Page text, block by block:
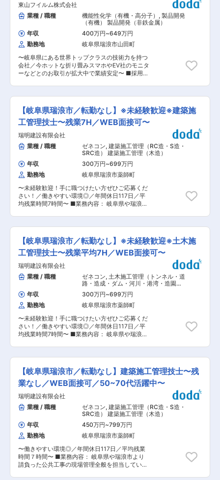
計画に沿って業務を進めるため、個人作業が中心
です。落ち着いて作業に取り組める環境です。 ■
当社製品について 当社が製造する「高純度シリカ
フィラー」は、半導体の保護材に使用される非常
に細かい粉末状の材料です。見た目は白い粉です
が、スマートフォンやパソコン、自動車、AI機器
などの内部に搭載される半導体の性能や耐久性を
支える重要な役割を担っています。 ■ポジション
の魅力 ◇未経験から製造職にチャレンジ可能 直
ています。特別な経験や資格は必要ありません。
◇幅広いスキルが身につく 製造だけでなく、設備
りに関する総合的なスキルを習得できます。 変更
の範囲：会社の定める業務
心ですが、拠点間の在庫確認などで事業所内（瑞
浪市内）を移動することもあります。 ■業務内
容： ・出荷手配・引当業務 ・資材・消耗品の発
注業務 ・納期管理 ・在庫管理・棚卸対応 ・受注
管理システムへのデータ入力 ・取引先及び社内と
のメール・電話対応 ・拠点間の在庫確認・調整
等 ※経験は不問です。業務内容は複雑ではないた
め、事務未経験の方も歓迎します。 変更の範囲：
会社の定める業務 ■組織構成： 現在業務部は2名
（40代〜50代女性）にて構成されております。
■働く環境： ・転勤は無く、異動の場合瑞浪市内
時間：基本残業無し（繁忙期残業月10h以下） ■
当社製品について 当社が製造する「高純度シリカ
フィラー」は、半導体の保護材に使用される非常
に細かい粉末状の材料です。見た目は白い粉です
が、スマートフォンやパソコン、自動車、AI機器
などの内部に搭載される半導体の性能や耐久性を
支える重要な役割を担っています。 ■ポジション
の魅力 ◇未経験からスタート可能 特別な知識や
経験は不要。事務職未経験の方も業務を覚えなが
ら活躍いただけます。 ◇安定した働き方 年間休
日126日、残業も少なく、ワークライフバランス
を大切にできます。 変更の範囲：会社の定める業
務
東山フイルム株式会社
業種 / 職種
機能性化学（有機・高分子） , 製品開発
（有機） 製品開発（非鉄金属）
年収
400万円~649万円
勤務地
岐阜県瑞浪市山田町
〜岐阜県にある世界トップクラスの技術力を持つ
会社／今ホットな折り畳みスマホやEV社のモニタ
ーなどとのお取引が拡大中で業績安定〜 ■採用背
います。当社のフイルムは世界でもトップクラス
の耐擦傷性を誇るため、最近だと今話題の折り畳
みスマホやEV車のモニターなど、接触する回数が
多い部分によく使われています。そのような背景
から今後もどんどん増えていくと見込まれるお客
様からの依頼に応えていくために、組織を強化す
るべく増員を行っています。 ■職務内容： 各種
ハードコートフィルム、離型フィルム、粘着・保
護フィルムなど、幅広いラインナップのフィルム
製品の開発をお任せします。具体的にはっ回の業
務をお任せします。 ・自動車、家電製品で使用さ
れるフィルム製品の研究開発 ・サンプル作製：コ
ーティング剤を塗布し、熱風乾燥機にかけ乾燥 ・
物性評価：引張試験、膜厚測定、恒温恒湿試験等
・表面観察：電子顕微鏡を使用し表面観察 ■組織
構成： ・研究開発部に40名在籍しており、そこ
／3課は車載／4課は加工技術（OEM・ODM）を
担当しています。 ■職場環境： ・残業時間は月
平均で20時間以内になっており、休日も年間123
日とっていただけます。年に数回の土曜出勤もご
ざいますが、振替休日を自由にとっていただけま
す。 ■当社について： ・設立70年以上の長い歴
史を持つ当社は、連結売上高1兆円(2020年3月
期）を超える大塚ホールディングス（東証一部上
場）を中心とした大塚グループの一員で、安定し
た経営基盤を持っています。 ・また、当社はフィ
ルム加工の中で最も難しい「フィルムに薄く塗装
する技術」を得意とし、国内外問わず、世界から
高い評価を得ている会社です。そのため、日本に
マホメーカーからの引き合いが増えています。 変
更の範囲：会社の定める業務
【岐阜県瑞浪市／転勤なし】※未経験歓迎※建築施
工管理技士〜残業7H／WEB面接可〜
瑞明建設有限会社
業種 / 職種
ゼネコン, 建築施工管理（RC造・S造・
SRC造） 建築施工管理（木造）
年収
300万円~699万円
勤務地
岐阜県瑞浪市薬師町
〜未経験歓迎！手に職つけたい方ぜひご応募くだ
さい！／働きやすい環境◎／年間休日117日／平
均残業時間7時間〜 ■業務内容： 岐阜県や瑞浪市
せ、協議 ・現場の安全管理／工程管理／出来形管
理／品質管理業務 など ご入社後は、現場へ先輩
に同行しながら実務経験を積んでいただき、将来
的に資格取得いただき一人前として業務をお任せ
していきます。 ■就業環境： 家族や趣味のため
の時間をとり、バランスよく働ける職場環境。年
間休日117日、完全週休二日制を実施しておりま
す 残業時間は年間で平均すると月7時間です。 出
張、転勤は一切ありません。 工事完成引き渡し後
に有給を使いリフレッシュ休暇を取ることが出来
ます。工事成績に応じて功労金を支給していま
す。 「健康経営」「ぎふ建設人材育成リーディン
グ企業」の認定を受けており、ワークライフバラ
ンスを保った働きやす環境を実現しています ■組
織構成： 当社は施工管理12名、営業1名、事務2
名の計15名で構成されております。 1級土木施工
術者が活躍しております。 ■当社代表より： そ
れぞれの社員の経験や能力を理解し評価いたしま
す。プライベートとのバランスをとって働けるよ
うしっかりお休みもとっていただけます。安心し
て永く勤めて頂ける 職場です。給料が高い、休暇
が取れる、希望が持てる、カッコイイ！の新４K
の実現にむけて、これからの建設業のイメージを
一緒に作っていきましょう！ 変更の範囲：会社の
定める業務
【岐阜県瑞浪市／転勤なし】※未経験歓迎※土木施
工管理技士〜残業平均7H／WEB面接可〜
瑞明建設有限会社
業種 / 職種
ゼネコン, 土木施工管理（トンネル・道
路・造成・ダム・河川・港湾・造園な
ど） 土木施工管理（上下水道）
年収 300万円~699万円
勤務地
岐阜県瑞浪市薬師町
〜未経験歓迎！手に職つけたい方ぜひご応募くだ
さい！／働きやすい環境◎／年間休日117日／平
均残業時間7時間〜 ■業務内容： 岐阜県や瑞浪市
せ、協議 ・現場の安全管理／工程管理／出来形管
理／品質管理業務 など ご入社後は、現場へ先輩
に同行しながら実務経験を積んでいただき、将来
的に資格取得いただき一人前として業務をお任せ
していきます。 ■就業環境： 家族や趣味のため
の時間をとり、バランスよく働ける職場環境。年
間休日117日、完全週休二日制を実施しておりま
す。 残業時間は年間で平均すると月7時間です。
出張、転勤は一切ありません。 工事完成引き渡し
後に有給を使いリフレッシュ休暇を取ることが出
来ます。工事成績に応じて功労金を支給していま
す。 「健康経営」「ぎふ建設人材育成リーディン
グ企業」の認定を受けており、ワークライフバラ
ンスを保った働きやす環境を実現しています ■組
織構成： 当社は施工管理12名、営業1名、事務2
名の計15名で構成されております。 1級土木施工
【岐阜県瑞浪市／転勤なし】建築施工管理技士〜残
業なし／WEB面接可／50~70代活躍中〜
瑞明建設有限会社
業種 / 職種
ゼネコン, 建築施工管理（RC造・S造・
SRC造） 建築施工管理（木造）
年収
450万円~799万円
勤務地
岐阜県瑞浪市薬師町
〜働きやすい環境◎／年間休日117日／平均残業
時間７時間〜 ■業務内容： 岐阜県や瑞浪市より
請負った公共工事の現場管理全般を担当していた